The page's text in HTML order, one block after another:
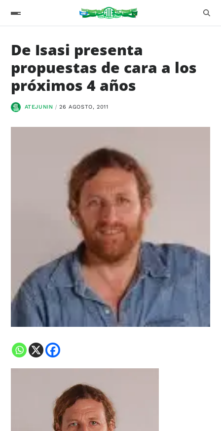
De Isasi presenta
propuestas de cara a los
próximos 4 años
ATEJUNIN 26 AGOSTO, 2011